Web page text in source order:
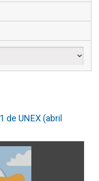
de UNEX (abril